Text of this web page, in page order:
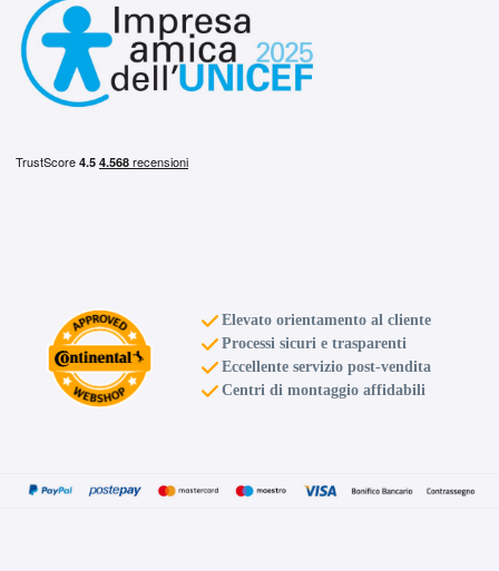
MAK Stilo Black Mirror
5 fori 18" 7X18 ET50
5x114.3
Disponibile
Disponibile
MAK Stilo Black Mirror
Disponibile
Elevato orientamento al cliente
Processi sicuri e trasparenti
Eccellente servizio post-vendita
Centri di montaggio affidabili